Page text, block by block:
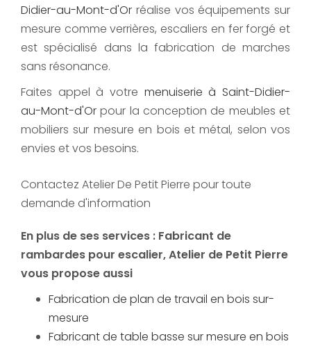
Didier-au-Mont-d'Or réalise vos équipements sur
mesure comme verrières, escaliers en fer forgé et
est spécialisé dans la fabrication de marches
sans résonance.
Faites appel à votre menuiserie à Saint-Didier-
au-Mont-d'Or pour la conception de meubles et
mobiliers sur mesure en bois et métal, selon vos
envies et vos besoins.
Contactez Atelier De Petit Pierre pour toute
demande d'information
En plus de ses services : Fabricant de
rambardes pour escalier, Atelier de Petit Pierre
vous propose aussi
Fabrication de plan de travail en bois sur-
mesure
Fabricant de table basse sur mesure en bois